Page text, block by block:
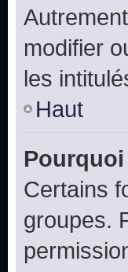
modifier
les
Haut
Certains
groupes.